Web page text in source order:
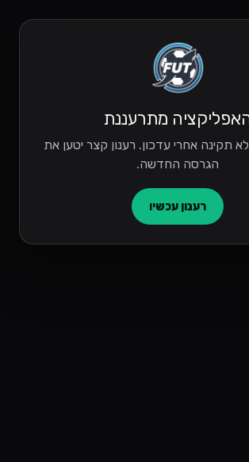
מתרעננת
לא תקינה אחרי עדכון. רענון קצר יטען את
הגרסה החדשה.
רענון עכשיו